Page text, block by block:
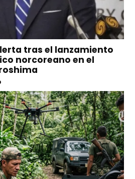
tras el lanzamiento
norcoreano en el